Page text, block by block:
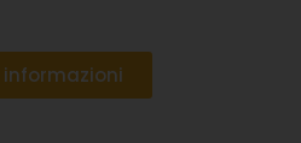
informazioni